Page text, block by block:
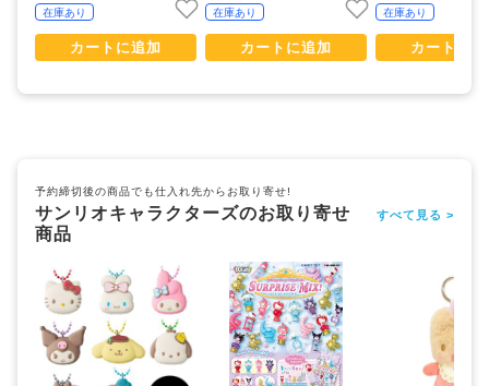
在庫あり
カートに追加
在庫あり
カートに追加
在庫あり
カートに
予約締切後の商品でも仕入れ先からお取り寄せ!
サンリオキャラクターズのお取り寄せ
商品
すべて見る >